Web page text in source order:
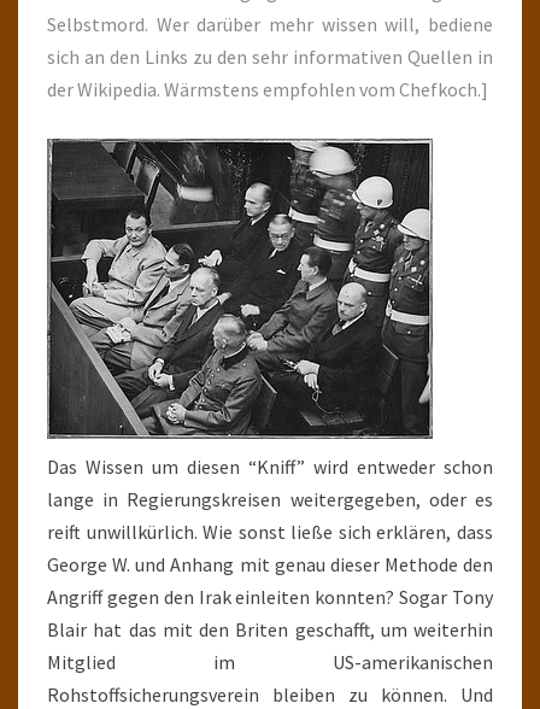
Selbstmord. Wer darüber mehr wissen will, bediene
sich an den Links zu den sehr informativen Quellen in
der Wikipedia. Wärmstens empfohlen vom Chefkoch.]
Das Wissen um diesen “Kniff” wird entweder schon
lange in Regierungskreisen weitergegeben, oder es
reift unwillkürlich. Wie sonst ließe sich erklären, dass
George W. und Anhang mit genau dieser Methode den
Angriff gegen den Irak einleiten konnten? Sogar Tony
Blair hat das mit den Briten geschafft, um weiterhin
Mitglied im US-amerikanischen
Rohstoffsicherungsverein bleiben zu können. Und